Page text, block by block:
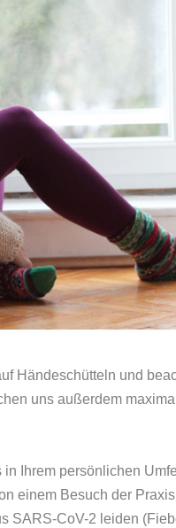
Händeschütteln und
uns außerdem
Ihrem persönlichen
einem Besuch der
SARS-CoV-2 leiden